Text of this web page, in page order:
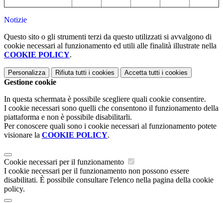
Notizie
Questo sito o gli strumenti terzi da questo utilizzati si avvalgono di
cookie necessari al funzionamento ed utili alle finalità illustrate nella
COOKIE POLICY.
Personalizza Rifiuta tutti i cookies Accetta tutti i cookies
Gestione cookie
In questa schermata è possibile scegliere quali cookie consentire.
I cookie necessari sono quelli che consentono il funzionamento della
piattaforma e non è possibile disabilitarli.
Per conoscere quali sono i cookie necessari al funzionamento potete
visionare la COOKIE POLICY.
Cookie necessari per il funzionamento
I cookie necessari per il funzionamento non possono essere
disabilitati. È possibile consultare l'elenco nella pagina della cookie
policy.